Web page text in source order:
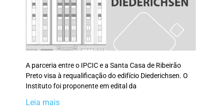
A parceria entre o IPCIC e a Santa Casa de Ribeirão
Preto visa à requalificação do edifício Diederichsen. O
Instituto foi proponente em edital da
Leia mais